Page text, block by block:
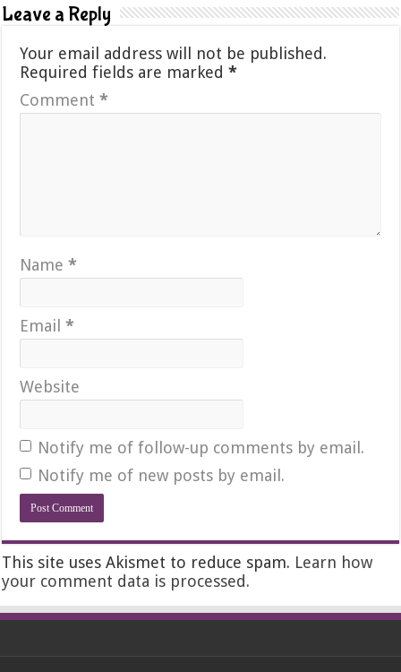
Leave a Reply
Your email address will not be published.
Required fields are marked*
Comment*
Name*
Email*
Website
Notify me of follow-up comments by email.
Notify me of new posts by email.
This site uses Akismet to reduce spam. Learn how
your comment data is processed.